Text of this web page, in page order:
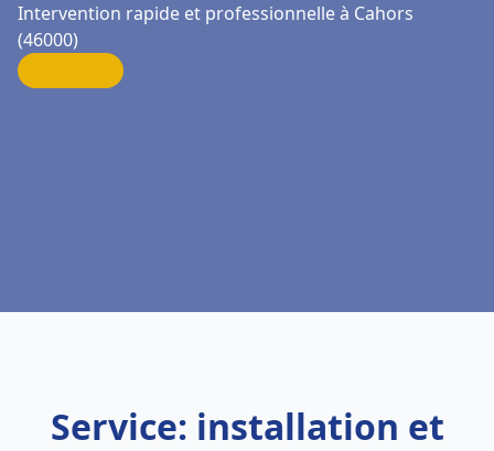
Intervention rapide et professionnelle à Cahors
(46000)
Service: installation et